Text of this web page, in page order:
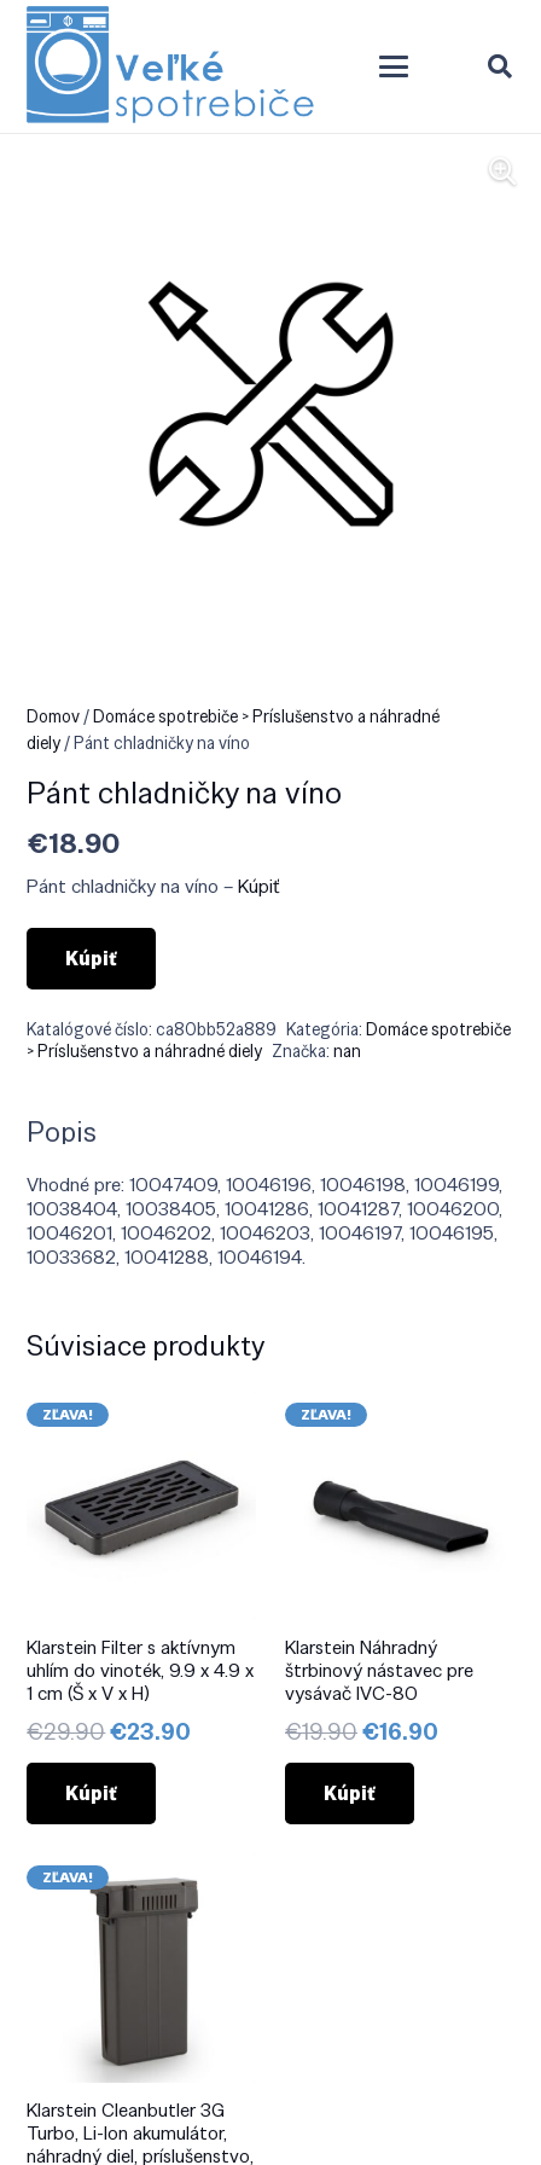
Domov/Domáce spotrebiče > Príslušenstvo a náhradné
diely/ Pánt chladničky na víno
Pánt chladničky na víno
€18.90
Pánt chladničky na víno –Kúpiť
Kúpiť
Katalógové číslo:ca80bb52a889 Kategória:Domáce spotrebiče
> Príslušenstvo a náhradné diely Značka:nan
Popis
Vhodné pre: 10047409, 10046196, 10046198, 10046199,
10038404, 10038405, 10041286, 10041287, 10046200,
10046201, 10046202, 10046203, 10046197, 10046195,
10033682, 10041288, 10046194.
Súvisiace produkty
ZĽAVA!
Klarstein Filter s aktívnym
uhlím do vinoték, 9.9 x 4.9 x
1 cm (Š x V x H)
€29.90Pôvodná
cena
bola:
€29.90.
€23.90 Aktuálna
Kúpiť
ZĽAVA!
Klarstein Náhradný
štrbinový nástavec pre
vysávač IVC-80
€19.90Pôvodná
cena
bola:
€19.90.
€16.90
Kúpiť
ZĽAVA!
Klarstein Cleanbutler 3G
Turbo, Li-Ion akumulátor,
náhradný diel, príslušenstvo,